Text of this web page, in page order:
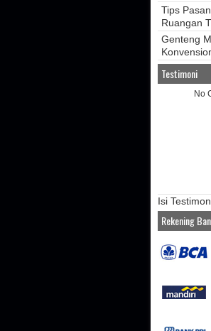
Tips
Ruangan
Genteng
Testimoni
No
Isi
Rekening